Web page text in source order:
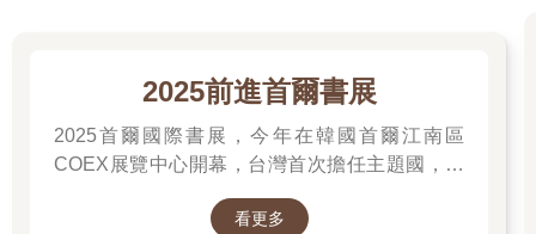
2025前進首爾書展
2025首爾國際書展，今年在韓國首爾江南區
COEX展覽中心開幕，台灣首次擔任主題國，有
他們的作品，並共享參展喜悅。
看更多